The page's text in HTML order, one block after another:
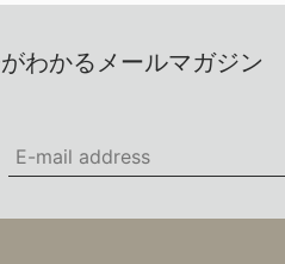
わかるメールマガジン